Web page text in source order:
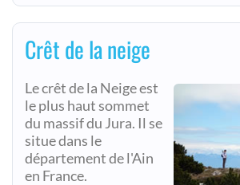
Crêt de la neige
Le crêt de la Neige est
le plus haut sommet
du massif du Jura. Il se
situe dans le
département de l'Ain
en France.